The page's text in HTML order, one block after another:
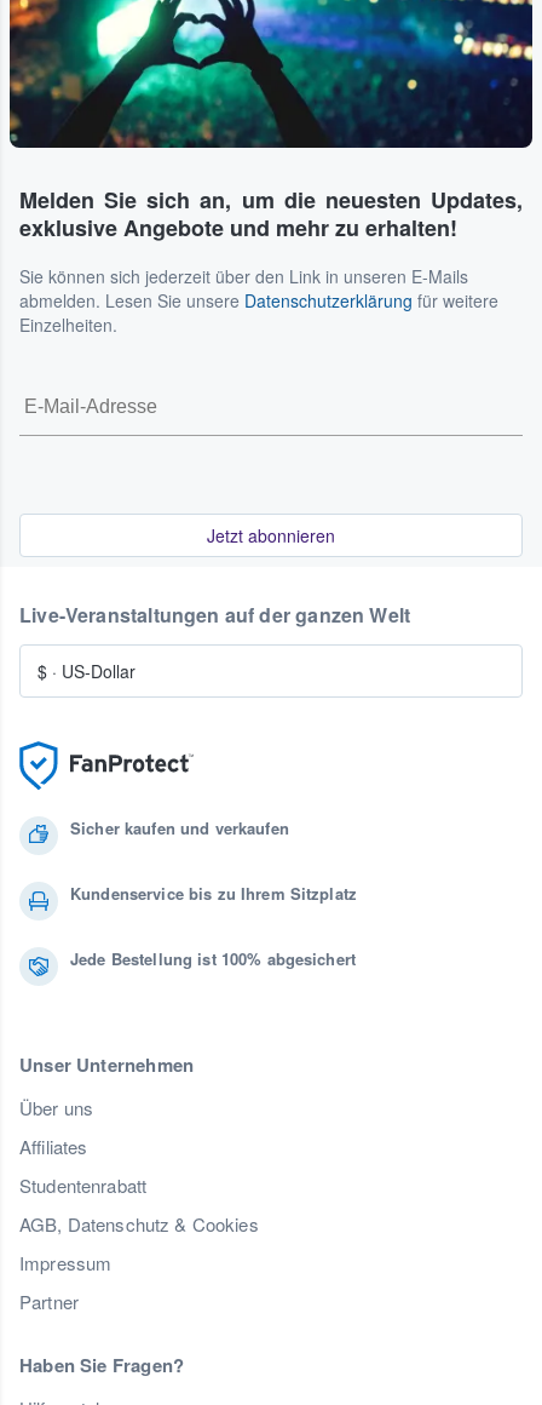
Melden Sie sich an, um die neuesten Updates,
exklusive Angebote und mehr zu erhalten!
Sie können sich jederzeit über den Link in unseren E-Mails
abmelden. Lesen Sie unsere Datenschutzerklärung für weitere
Einzelheiten.
Jetzt abonnieren
Sicher kaufen und verkaufen
Kundenservice bis zu Ihrem Sitzplatz
Jede Bestellung ist 100% abgesichert
Unser Unternehmen
Über uns
Affiliates
Studentenrabatt
AGB, Datenschutz & Cookies
Impressum
Partner
Haben Sie Fragen?
Live-Veranstaltungen auf der ganzen Welt
$ · US-Dollar